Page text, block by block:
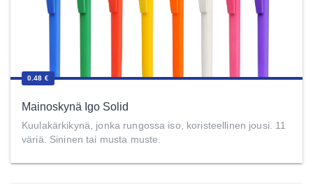
0.48 €
Mainoskynä Igo Solid
Kuulakärkikynä, jonka rungossa iso, koristeellinen jousi. 11
väriä. Sininen tai musta muste.